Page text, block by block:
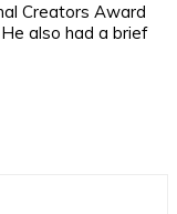
Creators Award
also had a brief